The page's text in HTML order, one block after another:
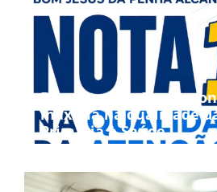
Bom Jesus da Penha
máxima na qualidade
Primária à Saúde